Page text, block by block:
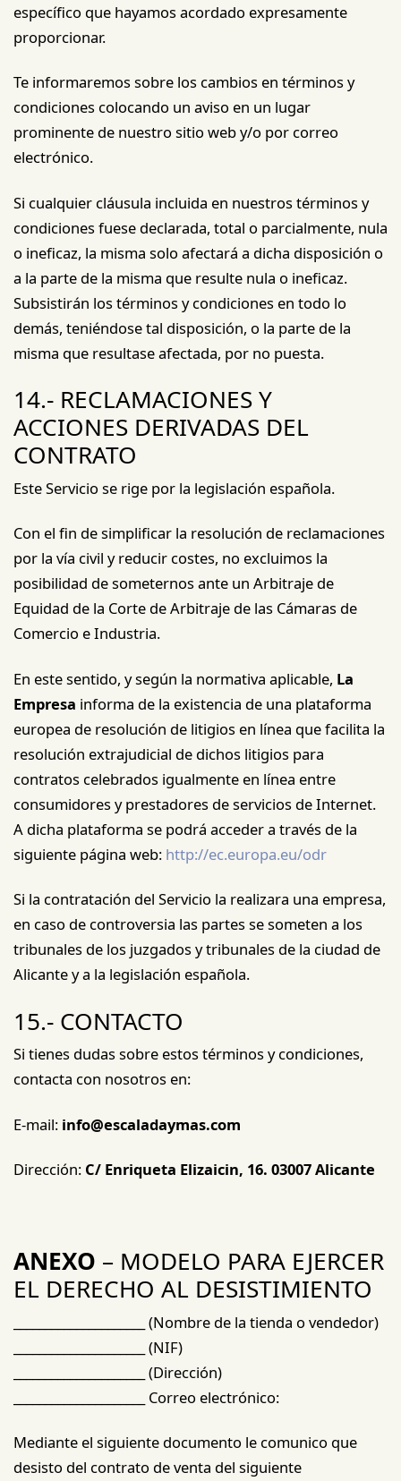
específico que hayamos acordado expresamente
proporcionar.
Te informaremos sobre los cambios en términos y
condiciones colocando un aviso en un lugar
prominente de nuestro sitio web y/o por correo
electrónico.
Si cualquier cláusula incluida en nuestros términos y
condiciones fuese declarada, total o parcialmente, nula
o ineficaz, la misma solo afectará a dicha disposición o
a la parte de la misma que resulte nula o ineficaz.
Subsistirán los términos y condiciones en todo lo
demás, teniéndose tal disposición, o la parte de la
misma que resultase afectada, por no puesta.
14.- RECLAMACIONES Y
ACCIONES DERIVADAS DEL
CONTRATO
Este Servicio se rige por la legislación española.
Con el fin de simplificar la resolución de reclamaciones
por la vía civil y reducir costes, no excluimos la
posibilidad de someternos ante un Arbitraje de
Equidad de la Corte de Arbitraje de las Cámaras de
Comercio e Industria.
En este sentido, y según la normativa aplicable, La
Empresa informa de la existencia de una plataforma
europea de resolución de litigios en línea que facilita la
resolución extrajudicial de dichos litigios para
contratos celebrados igualmente en línea entre
consumidores y prestadores de servicios de Internet.
A dicha plataforma se podrá acceder a través de la
siguiente página web: http://ec.europa.eu/odr
Si la contratación del Servicio la realizara una empresa,
en caso de controversia las partes se someten a los
tribunales de los juzgados y tribunales de la ciudad de
Alicante y a la legislación española.
15.- CONTACTO
Si tienes dudas sobre estos términos y condiciones,
contacta con nosotros en:
E-mail: info@escaladaymas.com
Dirección: C/ Enriqueta Elizaicin, 16. 03007 Alicante
ANEXO – MODELO PARA EJERCER
EL DERECHO AL DESISTIMIENTO
_____________________ (Nombre de la tienda o vendedor)
_____________________ (NIF)
_____________________ (Dirección)
_____________________ Correo electrónico:
Mediante el siguiente documento le comunico que
desisto del contrato de venta del siguiente